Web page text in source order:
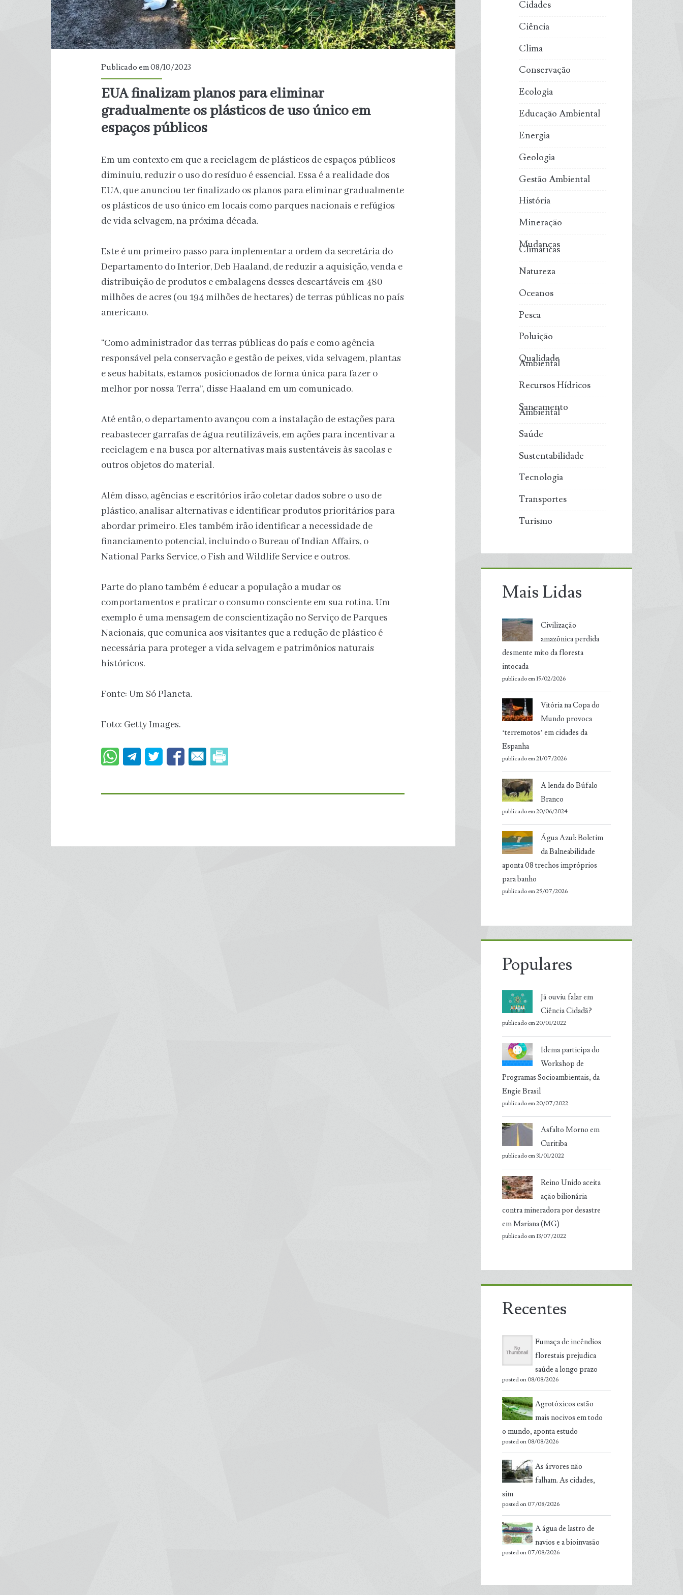
Publicado em 08/10/2023
EUA finalizam planos para eliminar
gradualmente os plásticos de uso único em
espaços públicos
Em um contexto em que a reciclagem de plásticos de espaços públicos
diminuiu, reduzir o uso do resíduo é essencial. Essa é a realidade dos
EUA, que anunciou ter finalizado os planos para eliminar gradualmente
os plásticos de uso único em locais como parques nacionais e refúgios
de vida selvagem, na próxima década.
Este é um primeiro passo para implementar a ordem da secretária do
Departamento do Interior, Deb Haaland, de reduzir a aquisição, venda e
distribuição de produtos e embalagens desses descartáveis em 480
milhões de acres (ou 194 milhões de hectares) de terras públicas no país
americano.
“Como administrador das terras públicas do país e como agência
responsável pela conservação e gestão de peixes, vida selvagem, plantas
e seus habitats, estamos posicionados de forma única para fazer o
melhor por nossa Terra”, disse Haaland em um comunicado.
Até então, o departamento avançou com a instalação de estações para
reabastecer garrafas de água reutilizáveis, em ações para incentivar a
reciclagem e na busca por alternativas mais sustentáveis às sacolas e
outros objetos do material.
Além disso, agências e escritórios irão coletar dados sobre o uso de
plástico, analisar alternativas e identificar produtos prioritários para
abordar primeiro. Eles também irão identificar a necessidade de
financiamento potencial, incluindo o Bureau of Indian Affairs, o
National Parks Service, o Fish and Wildlife Service e outros.
Parte do plano também é educar a população a mudar os
comportamentos e praticar o consumo consciente em sua rotina. Um
exemplo é uma mensagem de conscientização no Serviço de Parques
Nacionais, que comunica aos visitantes que a redução de plástico é
necessária para proteger a vida selvagem e patrimônios naturais
históricos.
Fonte: Um Só Planeta.
Foto: Getty Images.
Cidades
Ciência
Clima
Conservação
Ecologia
Educação Ambiental
Energia
Geologia
Gestão Ambiental
História
Mineração
Mudanças
Climáticas
Natureza
Oceanos
Pesca
Poluição
Qualidade
Ambiental
Recursos Hídricos
Saneamento
Ambiental
Saúde
Sustentabilidade
Tecnologia
Transportes
Turismo
Mais Lidas
Civilização
amazônica perdida
desmente mito da floresta
intocada
publicado em 15/02/2026
Vitória na Copa do
Mundo provoca
‘terremotos’ em cidades da
Espanha
publicado em 21/07/2026
A lenda do Búfalo
Branco
publicado em 20/06/2024
Água Azul: Boletim
da Balneabilidade
aponta 08 trechos impróprios
para banho
publicado em 25/07/2026
Populares
Já ouviu falar em
Ciência Cidadã?
publicado em 20/01/2022
Idema participa do
Workshop de
Programas Socioambientais, da
Engie Brasil
publicado em 20/07/2022
Asfalto Morno em
Curitiba
publicado em 31/01/2022
Reino Unido aceita
ação bilionária
contra mineradora por desastre
em Mariana (MG)
publicado em 13/07/2022
Recentes
Fumaça de incêndios
florestais prejudica
saúde a longo prazo
posted on 08/08/2026
Agrotóxicos estão
mais nocivos em todo
o mundo, aponta estudo
posted on 08/08/2026
As árvores não
falham. As cidades,
sim
posted on 07/08/2026
A água de lastro de
navios e a bioinvasão
posted on 07/08/2026